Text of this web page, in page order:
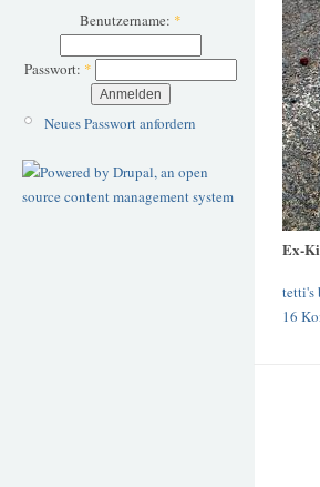
Benutzername: *
Passwort: *
Neues Passwort anfordern
Ex-
tetti's
16